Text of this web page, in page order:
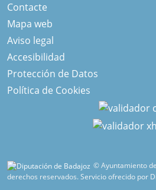
Contacte
Mapa web
Aviso legal
Accesibilidad
Protección de Datos
Política de Cookies
© Ayuntamiento
derechos reservados.Servicio ofrecido por